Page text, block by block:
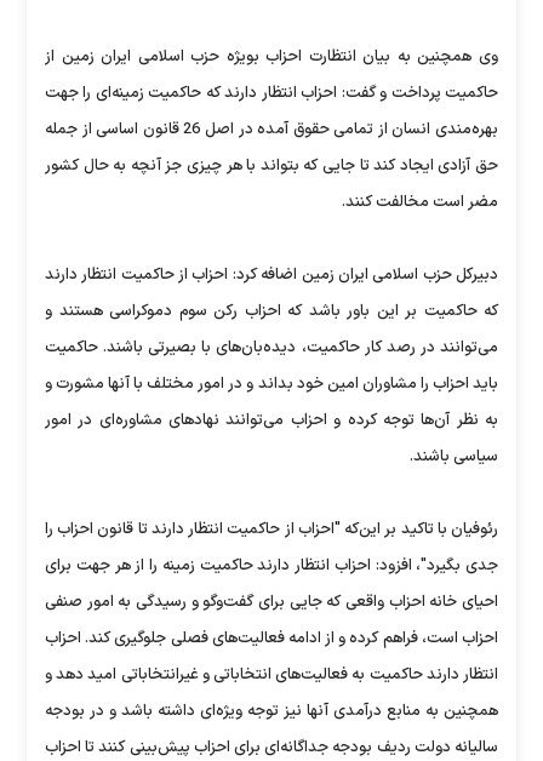
وی همچنین به بیان انتظارت احزاب بویژه حزب اسلامی ایران زمین از
حاکمیت پرداخت و گفت:‌ احزاب انتظار دارند که حاکمیت زمینه‌ای را جهت
بهره‌مندی انسان از تمامی حقوق آمده در اصل 26 قانون اساسی از جمله
حق آزادی ایجاد کند تا جایی که بتواند با هر چیزی جز آنچه به حال کشور
مضر است مخالفت کنند.
دبیرکل حزب اسلامی ایران زمین اضافه کرد: احزاب از حاکمیت انتظار دارند
که حاکمیت بر این باور باشد که احزاب رکن سوم دموکراسی هستند و
می‌توانند در رصد کار حاکمیت، دیده‌بان‌های با بصیرتی باشند. حاکمیت
باید احزاب را مشاوران امین خود بداند و در امور مختلف با‌ آنها مشورت و
به نظر آن‌ها توجه کرده و احزاب می‌توانند نهادهای مشاوره‌ای در امور
سیاسی باشند.
رئوفیان با تاکید بر این‌که "احزاب از حاکمیت انتظار دارند تا قانون احزاب را
جدی بگیرد"، افزود: احزاب انتظار دارند حاکمیت زمینه را از هر جهت برای
احیای خانه احزاب واقعی که جایی برای گفت‌وگو و رسیدگی به امور صنفی
احزاب است، فراهم کرده و از ادامه فعالیت‌های فصلی جلوگیری کند. احزاب
انتظار دارند حاکمیت به فعالیت‌های انتخاباتی و غیرانتخاباتی امید دهد و
همچنین به منابع درآمدی آنها نیز توجه ویژه‌ای داشته باشد و در بودجه
سالیانه دولت ردیف بودجه جداگانه‌ای برای احزاب پیش‌بینی کنند تا احزاب